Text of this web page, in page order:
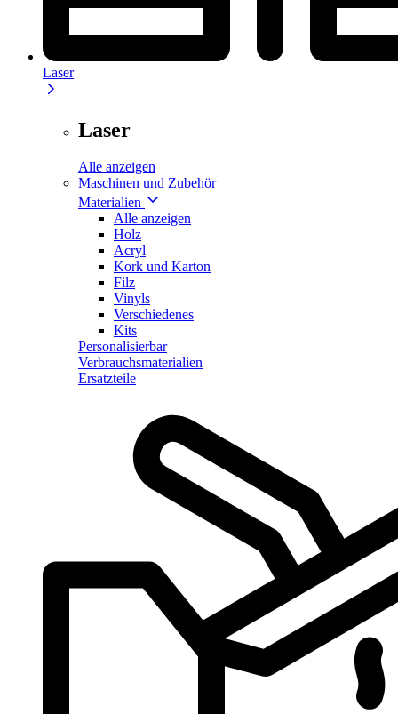
Laser
Laser
Alle anzeigen
Maschinen und Zubehör
Materialien
Alle anzeigen
Holz
Acryl
Kork und Karton
Filz
Vinyls
Verschiedenes
Kits
Personalisierbar
Verbrauchsmaterialien
Ersatzteile